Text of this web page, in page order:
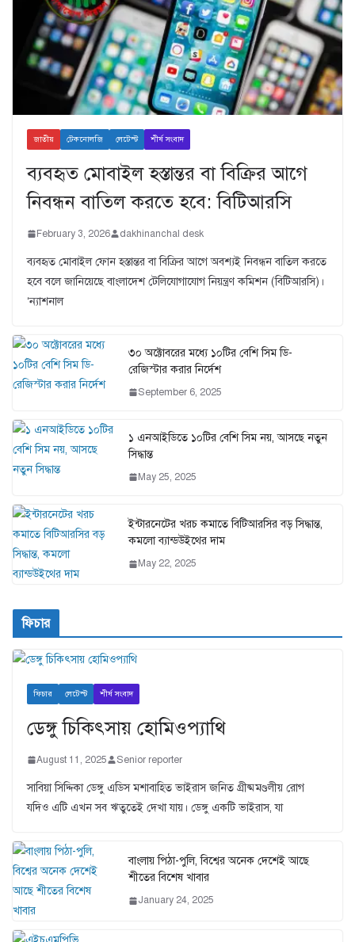
জাতীয় টেকনোলজি লেটেস্ট শীর্ষ সংবাদ
ব্যবহৃত মোবাইল হস্তান্তর বা বিক্রির আগে
নিবন্ধন বাতিল করতে হবে: বিটিআরসি
February 3, 2026 dakhinanchal desk
ব্যবহৃত মোবাইল ফোন হস্তান্তর বা বিক্রির আগে অবশ্যই নিবন্ধন বাতিল করতে
হবে বলে জানিয়েছে বাংলাদেশ টেলিযোগাযোগ নিয়ন্ত্রণ কমিশন (বিটিআরসি)।
‘ন্যাশনাল
৩০ অক্টোবরের মধ্যে ১০টির বেশি সিম ডি-
রেজিস্টার করার নির্দেশ
September 6, 2025
১ এনআইডিতে ১০টির বেশি সিম নয়, আসছে নতুন
সিদ্ধান্ত
May 25, 2025
ইন্টারনেটের খরচ কমাতে বিটিআরসির বড় সিদ্ধান্ত,
কমলো ব্যান্ডউইথের দাম
May 22, 2025
ফিচার
ফিচার লেটেস্ট শীর্ষ সংবাদ
ডেঙ্গু চিকিৎসায় হোমিওপ্যাথি
August 11, 2025 Senior reporter
সাবিয়া সিদ্দিকা ডেঙ্গু এডিস মশাবাহিত ভাইরাস জনিত গ্রীষ্মমণ্ডলীয় রোগ
যদিও এটি এখন সব ঋতুতেই দেখা যায়। ডেঙ্গু একটি ভাইরাস, যা
বাংলায় পিঠা-পুলি, বিশ্বের অনেক দেশেই আছে
শীতের বিশেষ খাবার
January 24, 2025